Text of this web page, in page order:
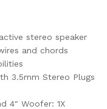
stereo speaker
and chords
3.5mm Stereo Plugs
4″ Woofer: 1X